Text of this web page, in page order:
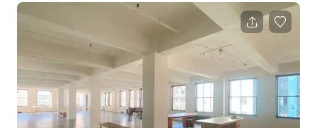
pionniers de l'architecture moderne, sur un terrain en pente
entre deux rues dans le quartier de Silver Lake à Los Angeles.
Le client de Schindler pour ce projet était son ami Herman
Sachs, un muraliste et décorateur d'origine roumaine connu
pour son travail sur le